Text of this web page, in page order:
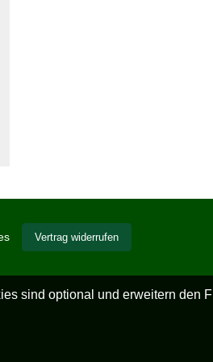
Vertrag widerrufen
sind optional und erweitern den